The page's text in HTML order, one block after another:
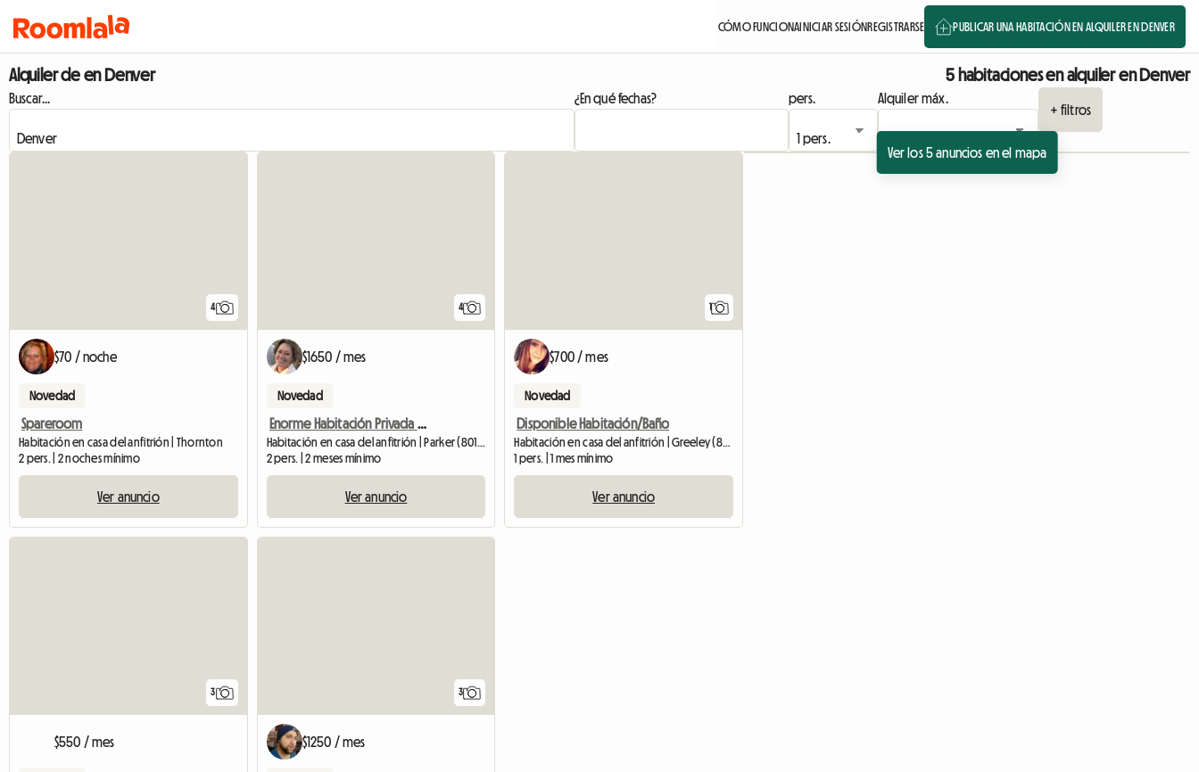
CÓMO FUNCIONAINICIAR SESIÓNREGISTRARSE PUBLICAR UNA HABITACIÓN EN ALQUILER EN DENVER
Alquiler de en Denver 5 habitaciones en alquiler en Denver
Buscar... ¿En qué fechas? pers.
Alquiler máx.
+ filtros
Ver los 5 anuncios en el mapa
4
$70 / noche
Novedad
Spareroom
Habitación en casa del anfitrión | Thornton
2 pers. | 2 noches mínimo
Ver anuncio
4
$1650 / mes
Novedad
Enorme Habitación Privada + Baño En Una Casa De Campo
Habitación en casa del anfitrión | Parker (80134)
2 pers. | 2 meses mínimo
Ver anuncio
1
$700 / mes
Novedad
Disponible Habitación/Baño
Habitación en casa del anfitrión | Greeley (80634)
1 pers. | 1 mes mínimo
Ver anuncio
3
$550 / mes
3
$1250 / mes